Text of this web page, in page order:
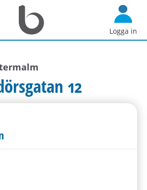
d
e
k
t
Startsida
Bostadsförmedlingen
i
AB
Logga in
12